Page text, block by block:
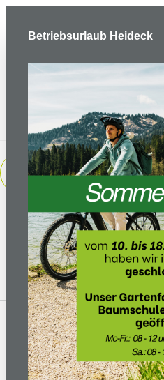
Keine Produkte
ÜBER UNS
Betriebsurlaub Heideck